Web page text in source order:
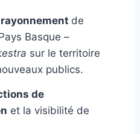
de
Basque –
sur le territoire
publics.
de
et la visibilité de